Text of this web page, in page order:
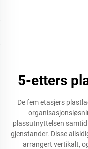
5-etters
De fem etasjers
plassutnyttelsen
gjenstander. Disse
arrangert vertikalt,